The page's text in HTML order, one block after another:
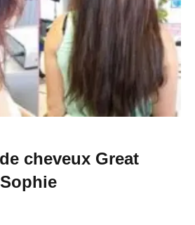
cheveux Great